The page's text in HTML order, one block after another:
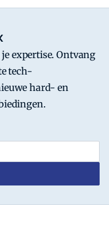
expertise. Ontvang
tech-
hard- en